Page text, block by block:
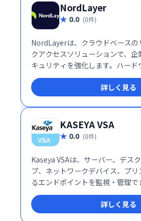
NordLayer
0.0 (0件)
NordLayerは、クラウドベースの
クアクセスソリューションで、企
キュリティを強化します。ハード
ーラビリティや統合の複雑さを
なリモートアクセスを提供します
ォームにより、ITインフラの最
上を支援します。
詳しく見る
KASEYA VSA
0.0 (0件)
Kaseya VSAは、サーバー、デス
プ、ネットワークデバイス、プ
るエンドポイントを監視・管理
ョンです。 高度な機能でITイン
御し、運用コスト削減とセキュリ
す。
詳しく見る